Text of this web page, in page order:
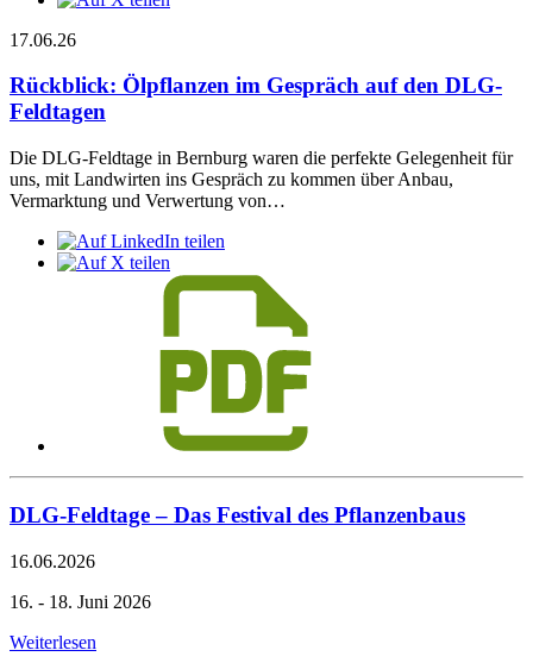
17.06.26
Rückblick: Ölpflanzen im Gespräch auf den DLG-
Feldtagen
Die DLG-Feldtage in Bernburg waren die perfekte Gelegenheit für
uns, mit Landwirten ins Gespräch zu kommen über Anbau,
Vermarktung und Verwertung von…
DLG-Feldtage – Das Festival des Pflanzenbaus
16.06.2026
16. - 18. Juni 2026
Weiterlesen